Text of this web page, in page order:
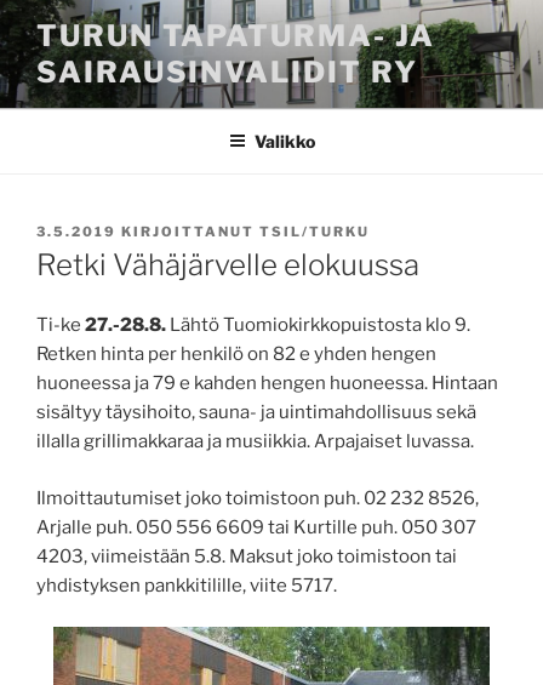
Siirry
sisältöönTURUN TAPATURMA- JA
SAIRAUSINVALIDIT RY
Valikko
JULKAISTU
3.5.2019 KIRJOITTANUT TSIL/TURKU
Retki Vähäjärvelle elokuussa
Ti-ke 27.-28.8. Lähtö Tuomiokirkkopuistosta klo 9.
Retken hinta per henkilö on 82 e yhden hengen
huoneessa ja 79 e kahden hengen huoneessa. Hintaan
sisältyy täysihoito, sauna- ja uintimahdollisuus sekä
illalla grillimakkaraa ja musiikkia. Arpajaiset luvassa.
Ilmoittautumiset joko toimistoon puh. 02 232 8526,
Arjalle puh. 050 556 6609 tai Kurtille puh. 050 307
4203, viimeistään 5.8. Maksut joko toimistoon tai
yhdistyksen pankkitilille, viite 5717.